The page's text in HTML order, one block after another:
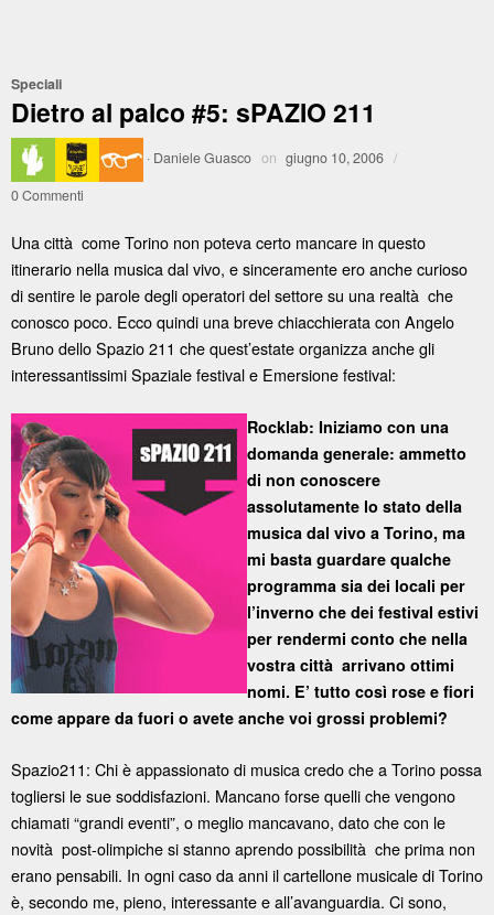
Speciali
Dietro al palco #5: sPAZIO 211
· Daniele Guasco on giugno 10, 2006 /
0 Commenti
Una città come Torino non poteva certo mancare in questo
itinerario nella musica dal vivo, e sinceramente ero anche curioso
di sentire le parole degli operatori del settore su una realtà che
conosco poco. Ecco quindi una breve chiacchierata con Angelo
Bruno dello Spazio 211 che quest’estate organizza anche gli
interessantissimi Spaziale festival e Emersione festival:
Rocklab: Iniziamo con una
domanda generale: ammetto
di non conoscere
assolutamente lo stato della
musica dal vivo a Torino, ma
mi basta guardare qualche
programma sia dei locali per
l’inverno che dei festival estivi
per rendermi conto che nella
vostra città arrivano ottimi
nomi. E’ tutto così rose e fiori
come appare da fuori o avete anche voi grossi problemi?
Spazio211: Chi è appassionato di musica credo che a Torino possa
togliersi le sue soddisfazioni. Mancano forse quelli che vengono
chiamati “grandi eventi”, o meglio mancavano, dato che con le
novità post-olimpiche si stanno aprendo possibilità che prima non
erano pensabili. In ogni caso da anni il cartellone musicale di Torino
è, secondo me, pieno, interessante e all’avanguardia. Ci sono,